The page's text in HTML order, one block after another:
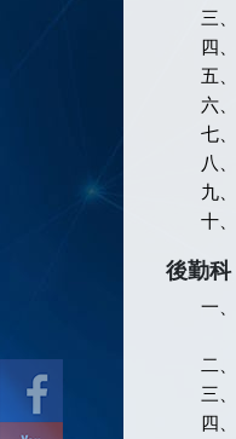
三、
四、
五、
六、
七、
八、
九、
十、
後勤科
一、
二、
三、
四、